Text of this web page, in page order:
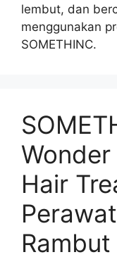
lembut, dan
menggunakan
SOMETHINC.
Hair